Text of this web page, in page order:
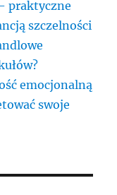
praktyczne
szczelności
emocjonalną
swoje